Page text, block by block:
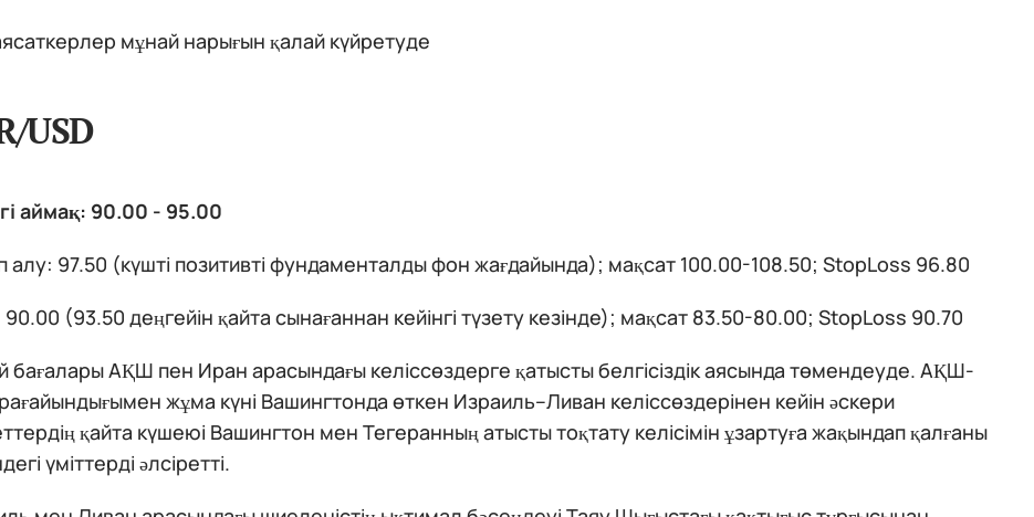
мұнай нарығын қалай күйретуде
USD
аймақ: 90.00 - 95.00
алу: 97.50 (күшті позитивті фундаменталды фон жағдайында); мақсат 100.00-108.50; StopLoss 96.80
(93.50 деңгейін қайта сынағаннан кейінгі түзету кезінде); мақсат 83.50-80.00; StopLoss 90.70
бағалары АҚШ пен Иран арасындағы келіссөздерге қатысты белгісіздік аясында төмендеуде. АҚШ-
жұма күні Вашингтонда өткен Израиль–Ливан келіссөздерінен кейін әскери
қайта күшеюі Вашингтон мен Тегеранның атысты тоқтату келісімін ұзартуға жақындап қалғаны
үміттерді әлсіретті.